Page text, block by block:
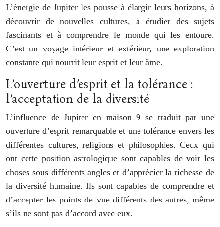
L’énergie de Jupiter les pousse à élargir leurs horizons, à
découvrir de nouvelles cultures, à étudier des sujets
fascinants et à comprendre le monde qui les entoure.
C’est un voyage intérieur et extérieur, une exploration
constante qui nourrit leur esprit et leur âme.
L’ouverture d’esprit et la tolérance :
l’acceptation de la diversité
L’influence de Jupiter en maison 9 se traduit par une
ouverture d’esprit remarquable et une tolérance envers les
différentes cultures, religions et philosophies. Ceux qui
ont cette position astrologique sont capables de voir les
choses sous différents angles et d’apprécier la richesse de
la diversité humaine. Ils sont capables de comprendre et
d’accepter les points de vue différents des autres, même
s’ils ne sont pas d’accord avec eux.